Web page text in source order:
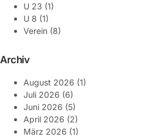
U 23 (1)
U 8 (1)
Verein (8)
Archiv
August 2026 (1)
Juli 2026 (6)
Juni 2026 (5)
April 2026 (2)
März 2026 (1)